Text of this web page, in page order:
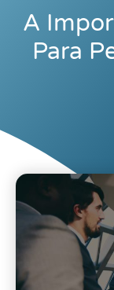
A
Para